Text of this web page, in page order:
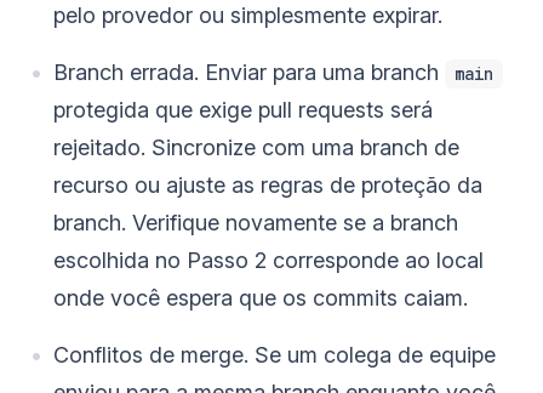
pelo provedor ou simplesmente expirar.
Branch errada. Enviar para uma branch main
protegida que exige pull requests será
rejeitado. Sincronize com uma branch de
recurso ou ajuste as regras de proteção da
branch. Verifique novamente se a branch
escolhida no Passo 2 corresponde ao local
onde você espera que os commits caiam.
Conflitos de merge. Se um colega de equipe